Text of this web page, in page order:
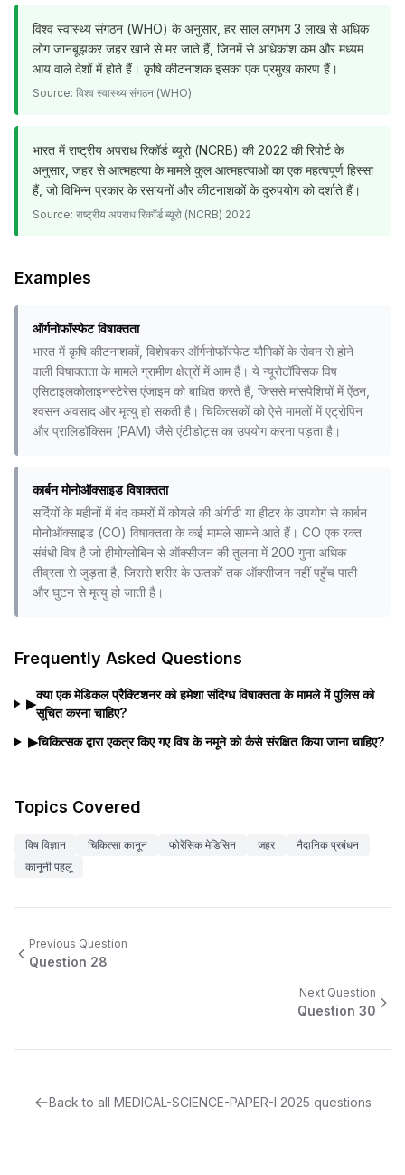
विश्व स्वास्थ्य संगठन (WHO) के अनुसार, हर साल लगभग 3 लाख से अधिक
लोग जानबूझकर जहर खाने से मर जाते हैं, जिनमें से अधिकांश कम और मध्यम
आय वाले देशों में होते हैं। कृषि कीटनाशक इसका एक प्रमुख कारण हैं।
Source: विश्व स्वास्थ्य संगठन (WHO)
भारत में राष्ट्रीय अपराध रिकॉर्ड ब्यूरो (NCRB) की 2022 की रिपोर्ट के
अनुसार, जहर से आत्महत्या के मामले कुल आत्महत्याओं का एक महत्वपूर्ण हिस्सा
हैं, जो विभिन्न प्रकार के रसायनों और कीटनाशकों के दुरुपयोग को दर्शाते हैं।
Source: राष्ट्रीय अपराध रिकॉर्ड ब्यूरो (NCRB) 2022
Examples
ऑर्गनोफॉस्फेट विषाक्तता
भारत में कृषि कीटनाशकों, विशेषकर ऑर्गनोफॉस्फेट यौगिकों के सेवन से होने
वाली विषाक्तता के मामले ग्रामीण क्षेत्रों में आम हैं। ये न्यूरोटॉक्सिक विष
एसिटाइलकोलाइनस्टेरेस एंजाइम को बाधित करते हैं, जिससे मांसपेशियों में ऐंठन,
श्वसन अवसाद और मृत्यु हो सकती है। चिकित्सकों को ऐसे मामलों में एट्रोपिन
और प्रालिडॉक्सिम (PAM) जैसे एंटीडोट्स का उपयोग करना पड़ता है।
कार्बन मोनोऑक्साइड विषाक्तता
सर्दियों के महीनों में बंद कमरों में कोयले की अंगीठी या हीटर के उपयोग से कार्बन
मोनोऑक्साइड (CO) विषाक्तता के कई मामले सामने आते हैं। CO एक रक्त
संबंधी विष है जो हीमोग्लोबिन से ऑक्सीजन की तुलना में 200 गुना अधिक
तीव्रता से जुड़ता है, जिससे शरीर के ऊतकों तक ऑक्सीजन नहीं पहुँच पाती
और घुटन से मृत्यु हो जाती है।
Frequently Asked Questions
▶
क्या एक मेडिकल प्रैक्टिशनर को हमेशा संदिग्ध विषाक्तता के मामले में पुलिस को
सूचित करना चाहिए?
▶चिकित्सक द्वारा एकत्र किए गए विष के नमूने को कैसे संरक्षित किया जाना चाहिए?
Topics Covered
विष विज्ञान चिकित्सा कानून फोरेंसिक मेडिसिन जहर
नैदानिक ​​प्रबंधन
कानूनी पहलू
Previous Question
Question 28
Next Question
Question 30
Back to all MEDICAL-SCIENCE-PAPER-I 2025 questions